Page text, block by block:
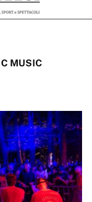
MUSIC